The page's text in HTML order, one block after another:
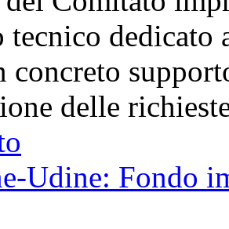
tecnico dedicato
concreto
delle
Udine: Fondo